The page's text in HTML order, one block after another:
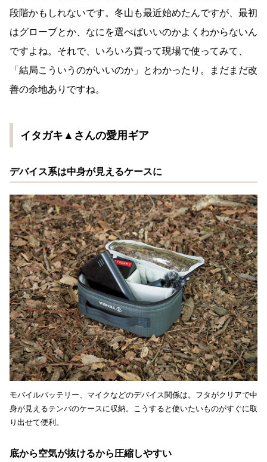
段階かもしれないです。冬山も最近始めたんですが、最初
はグローブとか、なにを選べばいいのかよくわからないん
ですよね。それで、いろいろ買って現場で使ってみて、
「結局こういうのがいいのか」とわかったり。まだまだ改
善の余地ありですね。
イタガキ▲さんの愛用ギア
デバイス系は中身が見えるケースに
モバイルバッテリー、マイクなどのデバイス関係は。フタがクリアで中
身が見えるテンバのケースに収納。こうすると使いたいものがすぐに取
り出せて便利。
底から空気が抜けるから圧縮しやすい